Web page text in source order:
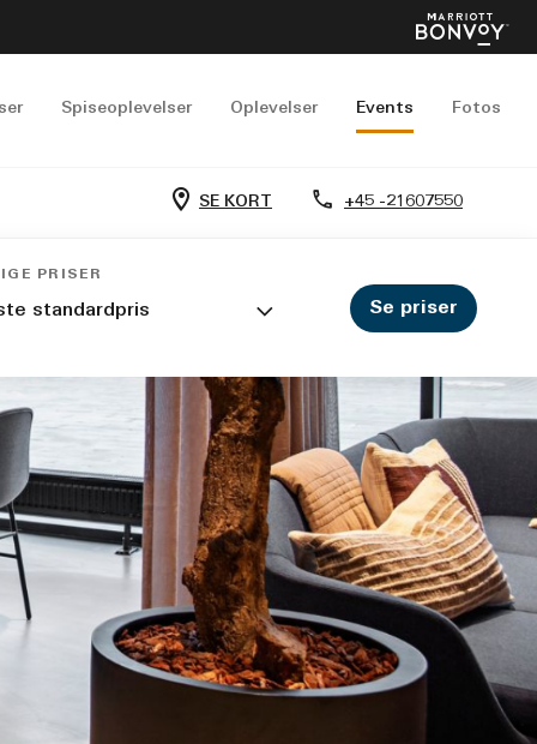
Spiseoplevelser Oplevelser Events Fotos
SE KORT +45 -21607550
PRISER
standardpris Se priser